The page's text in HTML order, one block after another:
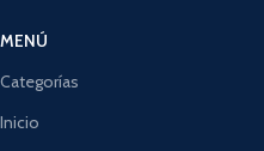
MENÚ
Categorías
Inicio